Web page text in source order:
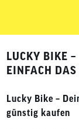
LUCKY BIKE
EINFACH
Lucky Bike –
günstig kaufen